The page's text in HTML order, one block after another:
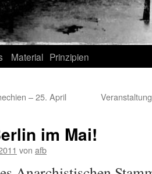
Material Prinzipien
– 25. April
im Mai!
von afb